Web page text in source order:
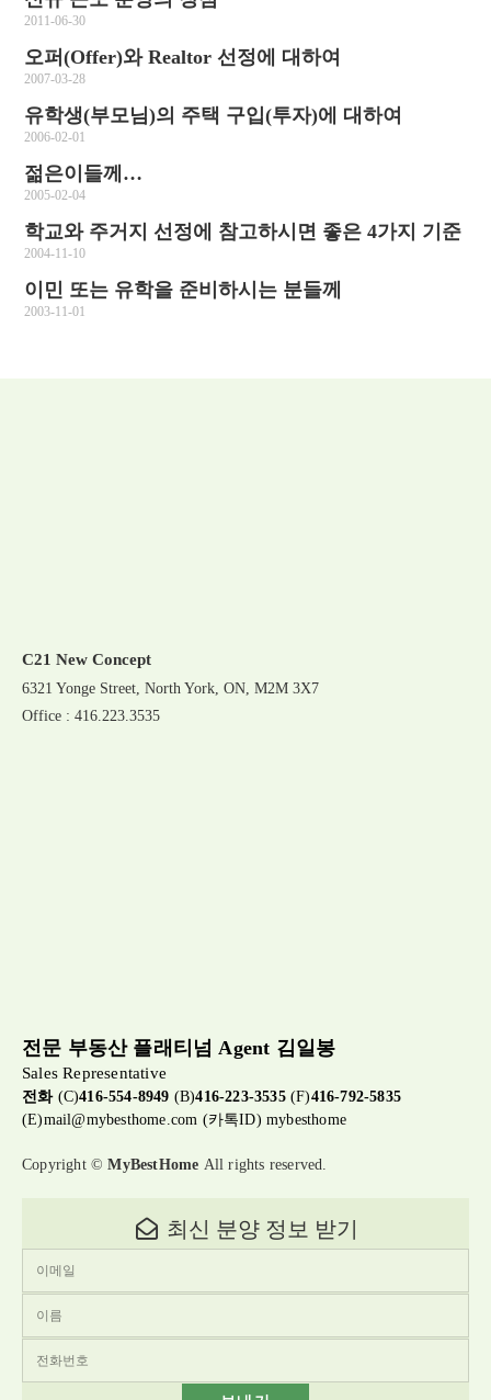
2011-06-30
오퍼(Offer)와 Realtor 선정에 대하여
2007-03-28
유학생(부모님)의 주택 구입(투자)에 대하여
2006-02-01
젊은이들께…
2005-02-04
학교와 주거지 선정에 참고하시면 좋은 4가지 기준
2004-11-10
이민 또는 유학을 준비하시는 분들께
2003-11-01
C21 New Concept
6321 Yonge Street, North York, ON, M2M 3X7
Office : 416.223.3535
전문 부동산 플래티넘 Agent 김일봉
Sales Representative
전화(C)416-554-8949 (B)416-223-3535(F)416-792-5835
(E)mail@mybesthome.com (카톡ID) mybesthome
Copyright ©MyBestHome All rights reserved.
최신 분양 정보 받기